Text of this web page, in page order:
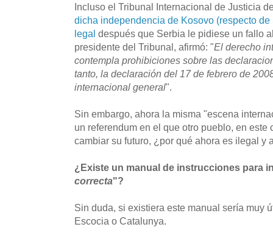
Incluso el Tribunal Internacional de Justicia
dicha independencia de Kosovo (respecto
legal después que Serbia le pidiese un fallo
presidente del Tribunal, afirmó: "El derecho
contempla prohibiciones sobre las
tanto, la declaración del 17 de febrero de
internacional general".
Sin embargo, ahora la misma "escena
un referendum en el que otro pueblo, en
cambiar su futuro, ¿por qué ahora es ilegal y
¿Existe un manual de instrucciones para
correcta"?
Sin duda, si existiera este manual sería muy
Escocia o Catalunya.